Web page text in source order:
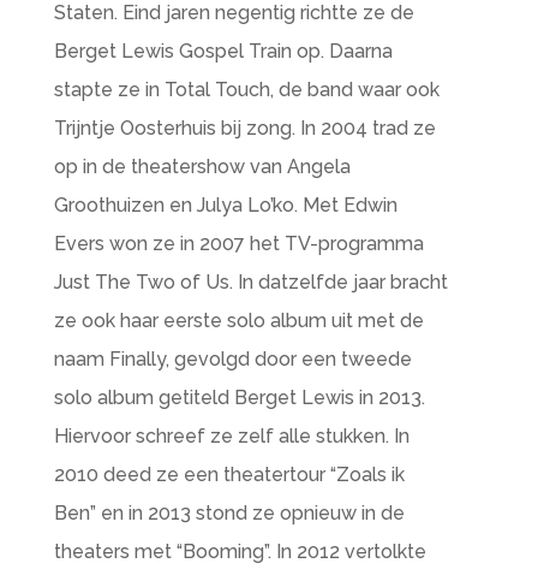
Staten. Eind jaren negentig richtte ze de
Berget Lewis Gospel Train op. Daarna
stapte ze in Total Touch, de band waar ook
Trijntje Oosterhuis bij zong. In 2004 trad ze
op in de theatershow van Angela
Groothuizen en Julya Lo’ko. Met Edwin
Evers won ze in 2007 het TV-programma
Just The Two of Us. In datzelfde jaar bracht
ze ook haar eerste solo album uit met de
naam Finally, gevolgd door een tweede
solo album getiteld Berget Lewis in 2013.
Hiervoor schreef ze zelf alle stukken. In
2010 deed ze een theatertour “Zoals ik
Ben” en in 2013 stond ze opnieuw in de
theaters met “Booming”. In 2012 vertolkte